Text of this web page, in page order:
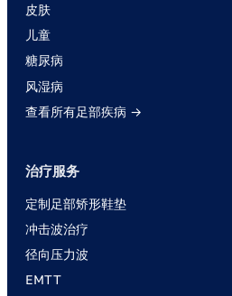
皮肤
儿童
糖尿病
风湿病
查看所有足部疾病 →
治疗服务
定制足部矫形鞋垫
冲击波治疗
径向压力波
EMTT